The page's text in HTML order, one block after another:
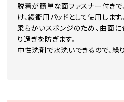
脱着が簡単な面ファスナー付きで
け、緩衝用パッドとして使用します。
柔らかいスポンジのため、曲面
り過ぎを防ぎます。
中性洗剤で水洗いできるので、繰